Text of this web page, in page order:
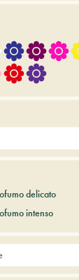
delicato
intenso